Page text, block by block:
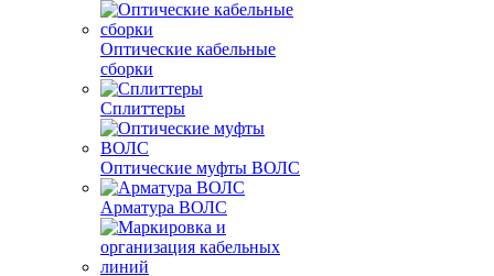
Оптические кабельные
сборки
Сплиттеры
Оптические муфты ВОЛС
Арматура ВОЛС